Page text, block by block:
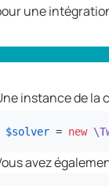
une
instance de la
$solver = new
avez